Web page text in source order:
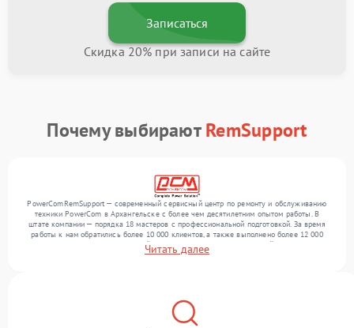
Записаться
Скидка 20% при записи на сайте
Почему выбираютRemSupport
PowerComRemSupport — современный сервисный центр по ремонту и обслуживанию
техники PowerCom в Архангельске с более чем десятилетним опытом работы. В
штате компании — порядка 18 мастеров с профессиональной подготовкой. За время
работы к нам обратились более 10 000 клиентов, а также выполнено более 12 000
ремонтов. Ежемесячно в сервисный центр поступает более 300 устройств, включая , , .
Мы работаем с широким спектром неисправностей и обеспечиваем надежный
Читать далее